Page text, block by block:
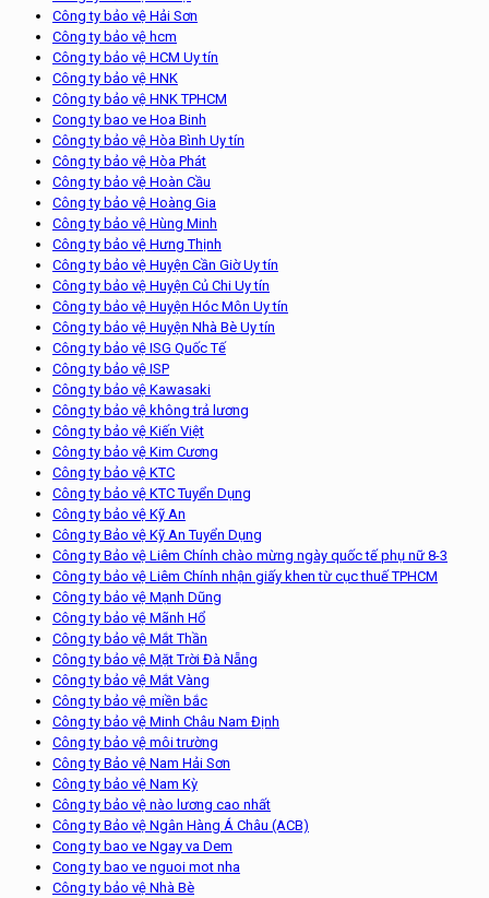
Công ty bảo vệ Hải Sơn
Công ty bảo vệ hcm
Công ty bảo vệ HCM Uy tín
Công ty bảo vệ HNK
Công ty bảo vệ HNK TPHCM
Cong ty bao ve Hoa Binh
Công ty bảo vệ Hòa Bình Uy tín
Công ty bảo vệ Hòa Phát
Công ty bảo vệ Hoàn Cầu
Công ty bảo vệ Hoàng Gia
Công ty bảo vệ Hùng Minh
Công ty bảo vệ Hưng Thịnh
Công ty bảo vệ Huyện Cần Giờ Uy tín
Công ty bảo vệ Huyện Củ Chi Uy tín
Công ty bảo vệ Huyện Hóc Môn Uy tín
Công ty bảo vệ Huyện Nhà Bè Uy tín
Công ty bảo vệ ISG Quốc Tế
Công ty bảo vệ ISP
Công ty bảo vệ Kawasaki
Công ty bảo vệ không trả lương
Công ty bảo vệ Kiến Việt
Công ty bảo vệ Kim Cương
Công ty bảo vệ KTC
Công ty bảo vệ KTC Tuyển Dụng
Công ty bảo vệ Kỹ An
Công ty Bảo vệ Kỹ An Tuyển Dụng
Công ty Bảo vệ Liêm Chính chào mừng ngày quốc tế phụ nữ 8-3
Công ty bảo vệ Liêm Chính nhận giấy khen từ cục thuế TPHCM
Công ty bảo vệ Mạnh Dũng
Công ty bảo vệ Mãnh Hổ
Công ty bảo vệ Mắt Thần
Công ty bảo vệ Mặt Trời Đà Nẵng
Công ty bảo vệ Mắt Vàng
Công ty bảo vệ miền bắc
Công ty bảo vệ Minh Châu Nam Định
Công ty bảo vệ môi trường
Công ty Bảo vệ Nam Hải Sơn
Công ty bảo vệ Nam Kỳ
Công ty bảo vệ nào lương cao nhất
Công ty Bảo vệ Ngân Hàng Á Châu (ACB)
Cong ty bao ve Ngay va Dem
Cong ty bao ve nguoi mot nha
Công ty bảo vệ Nhà Bè